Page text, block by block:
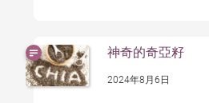
神奇的奇亞籽
2024年8月6日